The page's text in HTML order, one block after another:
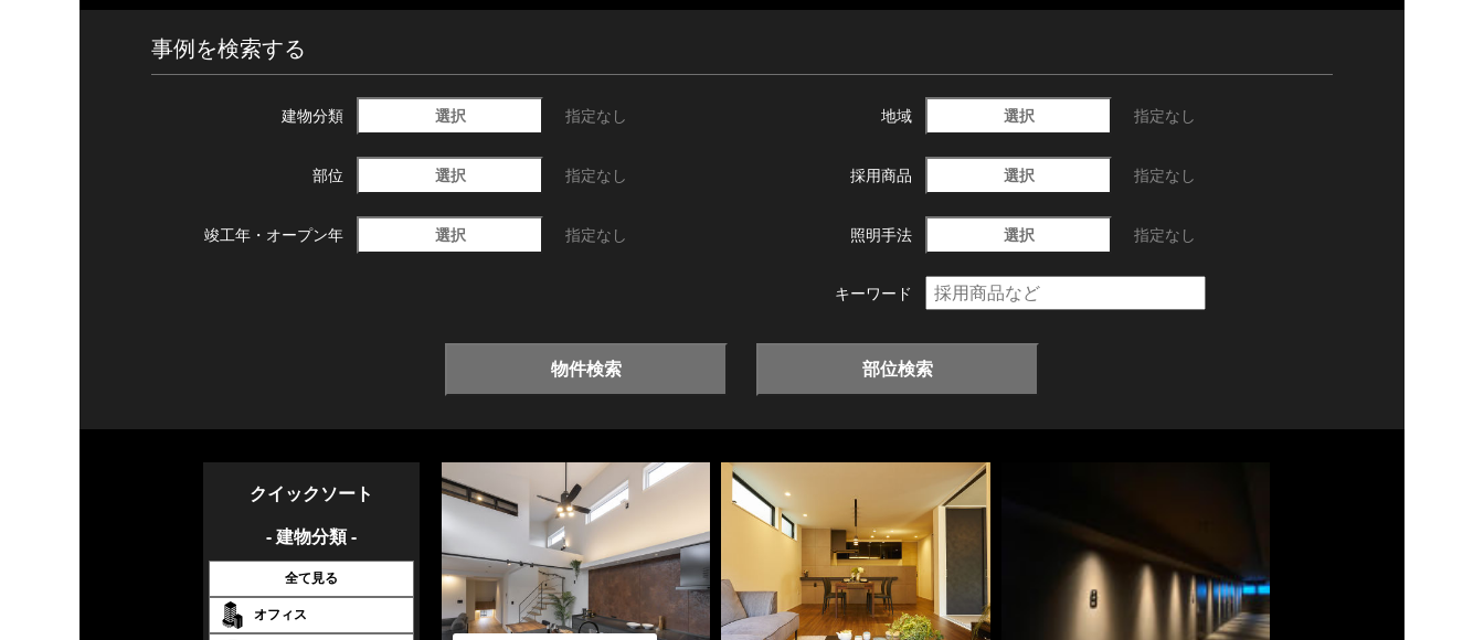
事例を検索する
建物分類 選択 指定なし 地域 選択 指定なし
部位 選択 指定なし 採用商品 選択 指定なし
竣工年・ オープン年 選択 指定なし 照明手法 選択 指定なし
キーワード
物件検索 部位検索
クイックソート
- 建物分類 -
全て見る
オフィス